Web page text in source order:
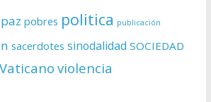
paz pobres politica publicación
sacerdotes sinodalidad SOCIEDAD
Vaticano violencia